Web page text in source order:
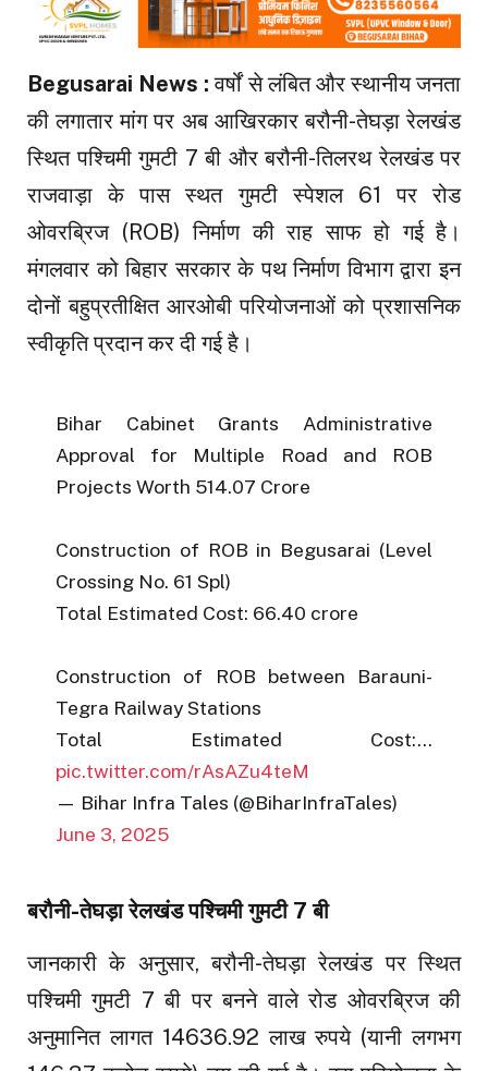
Begusarai News : वर्षों से लंबित और स्थानीय जनता
की लगातार मांग पर अब आखिरकार बरौनी-तेघड़ा रेलखंड
स्थित पश्चिमी गुमटी 7 बी और बरौनी-तिलरथ रेलखंड पर
राजवाड़ा के पास स्थत गुमटी स्पेशल 61 पर रोड
ओवरब्रिज (ROB) निर्माण की राह साफ हो गई है।
मंगलवार को बिहार सरकार के पथ निर्माण विभाग द्वारा इन
दोनों बहुप्रतीक्षित आरओबी परियोजनाओं को प्रशासनिक
स्वीकृति प्रदान कर दी गई है।
Bihar Cabinet Grants Administrative
Approval for Multiple Road and ROB
Projects Worth ₹514.07 Crore
Construction of ROB in Begusarai (Level
Crossing No. 61 Spl)
Total Estimated Cost: ₹66.40 crore
Construction of ROB between Barauni-
Tegra Railway Stations
Total Estimated Cost:…
pic.twitter.com/rAsAZu4teM
— Bihar Infra Tales (@BiharInfraTales)
June 3, 2025
बरौनी-तेघड़ा रेलखंड पश्चिमी गुमटी 7 बी
जानकारी के अनुसार, बरौनी-तेघड़ा रेलखंड पर स्थित
पश्चिमी गुमटी 7 बी पर बनने वाले रोड ओवरब्रिज की
अनुमानित लागत 14636.92 लाख रुपये (यानी लगभग